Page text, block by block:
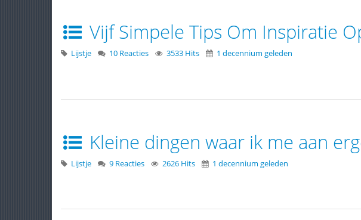
Vijf Simpele Tips Om Inspiratie
Lijstje 10 Reacties 3533 Hits 1 decennium geleden
Kleine dingen waar ik me aan
Lijstje 9 Reacties 2626 Hits 1 decennium geleden